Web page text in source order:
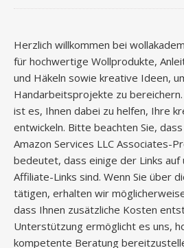
Herzlich willkommen bei
für hochwertige Wollprodukte,
und Häkeln sowie kreative Ideen,
Handarbeitsprojekte zu
ist es, Ihnen dabei zu helfen, Ihre
entwickeln. Bitte beachten Sie,
Amazon Services LLC Associates-
bedeutet, dass einige der Links
Affiliate-Links sind. Wenn Sie über
tätigen, erhalten wir
dass Ihnen zusätzliche Kosten
Unterstützung ermöglicht es uns,
kompetente Beratung